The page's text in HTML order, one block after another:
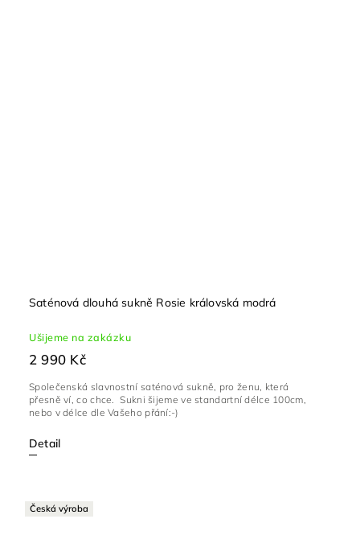
Saténová dlouhá sukně Rosie královská modrá
Ušijeme na zakázku
2 990 Kč
Detail
Společenská slavnostní saténová sukně, pro ženu, která
přesně ví, co chce. Sukni šijeme ve standartní délce 100cm,
nebo v délce dle Vašeho přání:-)
Česká výroba